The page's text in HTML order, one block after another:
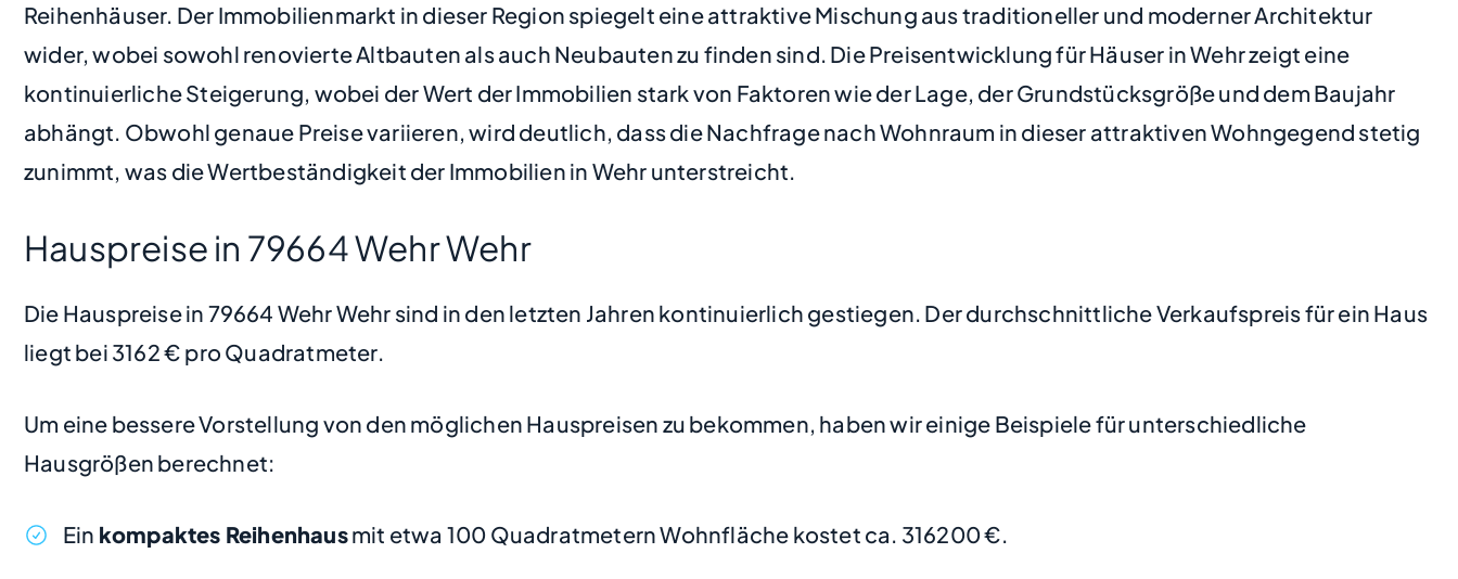
Reihenhäuser. Der Immobilienmarkt in dieser Region spiegelt eine attraktive Mischung aus traditioneller und moderner Architektur
wider, wobei sowohl renovierte Altbauten als auch Neubauten zu finden sind. Die Preisentwicklung für Häuser in Wehr zeigt eine
kontinuierliche Steigerung, wobei der Wert der Immobilien stark von Faktoren wie der Lage, der Grundstücksgröße und dem Baujahr
abhängt. Obwohl genaue Preise variieren, wird deutlich, dass die Nachfrage nach Wohnraum in dieser attraktiven Wohngegend stetig
zunimmt, was die Wertbeständigkeit der Immobilien in Wehr unterstreicht.
Hauspreise in 79664 Wehr Wehr
Die Hauspreise in 79664 Wehr Wehr sind in den letzten Jahren kontinuierlich gestiegen. Der durchschnittliche Verkaufspreis für ein Haus
liegt bei 3162 € pro Quadratmeter.
Um eine bessere Vorstellung von den möglichen Hauspreisen zu bekommen, haben wir einige Beispiele für unterschiedliche
Hausgrößen berechnet:
Ein kompaktes Reihenhausmit etwa 100 Quadratmetern Wohnfläche kostet ca. 316200 €.